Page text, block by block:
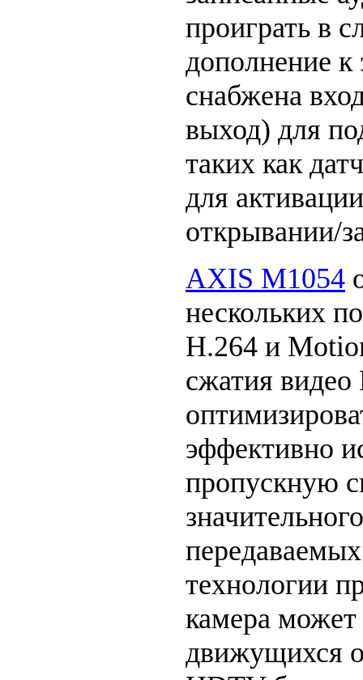
проиграть в
дополнение
снабжена
выход) для
таких как
для
открывании/
AXIS M1054
нескольких
H.264 и
сжатия видео
эффективно
пропускную
технологии
камера может
движущихся